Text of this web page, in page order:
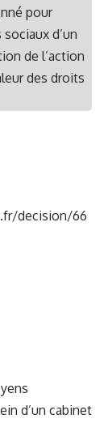
pour
d’un
de l’action
des droits
decision/66
d’un cabinet